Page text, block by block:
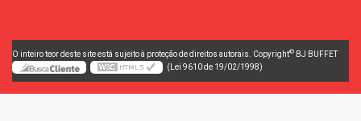
O inteiro teor deste site está sujeito à proteção de direitos autorais. Copyright© BJ BUFFET
(Lei 9610 de 19/02/1998)